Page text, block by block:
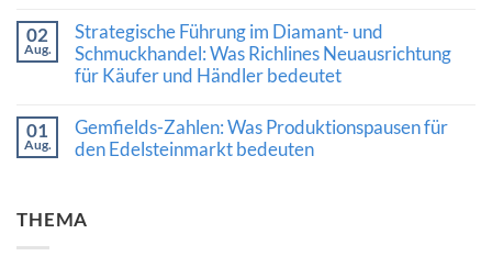
Wert
hochwertiger
Edelsteine
verraten
Risiken
und
die
Bedeutung
fachkundiger
zu
Qatar
Diamond
Exchange:
für
den
internationalen
02
Aug.
Strategische Führung im Diamant- und
Schmuckhandel: Was Richlines Neuausrichtung
für Käufer und Händler bedeutet
zu
Strategische
Führung
Schmuckhandel:
01
Aug.
Gemfields-Zahlen: Was Produktionspausen für
den Edelsteinmarkt bedeuten
Gemfields-
THEMA